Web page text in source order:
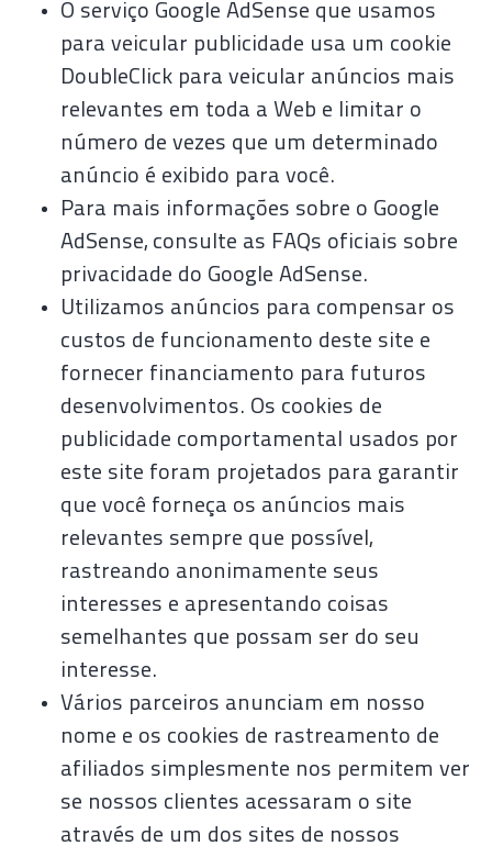
O serviço Google AdSense que usamos
para veicular publicidade usa um cookie
DoubleClick para veicular anúncios mais
relevantes em toda a Web e limitar o
número de vezes que um determinado
anúncio é exibido para você.
Para mais informações sobre o Google
AdSense, consulte as FAQs oficiais sobre
privacidade do Google AdSense.
Utilizamos anúncios para compensar os
custos de funcionamento deste site e
fornecer financiamento para futuros
desenvolvimentos. Os cookies de
publicidade comportamental usados ​​por
este site foram projetados para garantir
que você forneça os anúncios mais
relevantes sempre que possível,
rastreando anonimamente seus
interesses e apresentando coisas
semelhantes que possam ser do seu
interesse.
Vários parceiros anunciam em nosso
nome e os cookies de rastreamento de
afiliados simplesmente nos permitem ver
se nossos clientes acessaram o site
através de um dos sites de nossos